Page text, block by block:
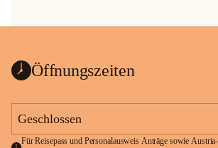
Öffnungszeiten
Geschlossen
Für Reisepass und Personalausweis Anträge sowie